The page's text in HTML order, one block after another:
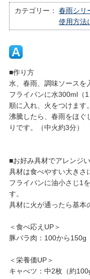
カテゴリー：
春雨シリ
使用方法
■作り方
水、春雨、調味ソースを
フライパンに水300ml（
順に入れ、火をつけます
沸騰したら、春雨をほぐ
りです。（中火約3分）
■お好み具材でアレンジ
具材は食べやすい大きさ
フライパンに油小さじ1
す。
具材に火が通ったら基本
＜食べ応えUP＞
豚バラ肉：100から150g
＜栄養価UP＞
キャべツ：中2枚（約